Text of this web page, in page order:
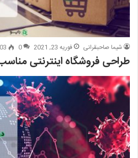
شیما صاحبقرانی فوریه 23, 2021 0
طراحی فروشگاه اینترنتی